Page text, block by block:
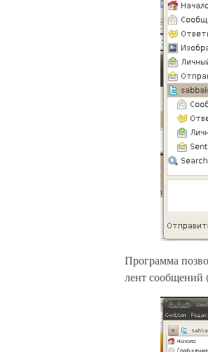
Программа
лент сообщений